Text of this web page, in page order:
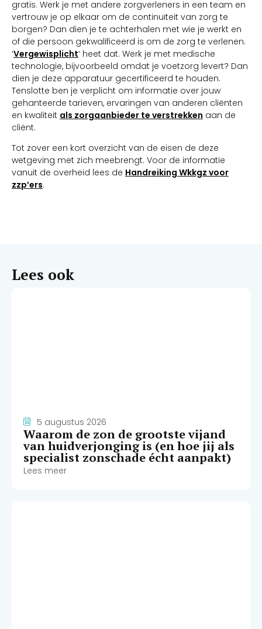
gratis. Werk je met andere zorgverleners in een team en
vertrouw je op elkaar om de continuïteit van zorg te
borgen? Dan dien je te achterhalen met wie je werkt en
of die persoon gekwalificeerd is om de zorg te verlenen.
‘Vergewisplicht‘ heet dat. Werk je met medische
technologie, bijvoorbeeld omdat je voetzorg levert? Dan
dien je deze apparatuur gecertificeerd te houden.
Tenslotte ben je verplicht om informatie over jouw
gehanteerde tarieven, ervaringen van anderen cliënten
en kwaliteit als zorgaanbieder te verstrekken aan de
cliënt.
Tot zover een kort overzicht van de eisen de deze
wetgeving met zich meebrengt. Voor de informatie
vanuit de overheid lees de Handreiking Wkkgz voor
zzp’ers.
Lees ook
5 augustus 2026
Waarom de zon de grootste vijand
van huidverjonging is (en hoe jij als
specialist zonschade écht aanpakt)
Lees meer